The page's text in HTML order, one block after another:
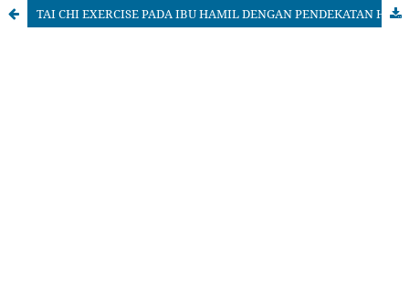
TAI CHI EXERCISE PADA IBU HAMIL DENGAN PENDEKATAN HOLISTIC CARE